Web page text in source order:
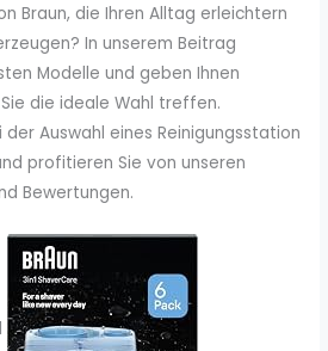
Braun, die Ihren Alltag erleichtern
In unserem Beitrag
Modelle und geben Ihnen
die ideale Wahl treffen.
der Auswahl eines Reinigungsstation
profitieren Sie von unseren
Bewertungen.